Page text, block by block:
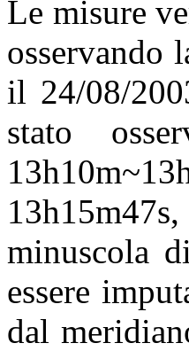
Le misure
osservando
il 24/08/
stato
minuscola
essere
dal